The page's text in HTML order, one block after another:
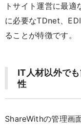
トサイト運営に最
に必要なTDnet、
ることが特徴です。
IT人材以外で
性
ShareWithの管理画